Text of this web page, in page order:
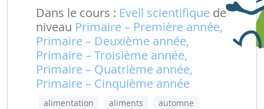
Dans le cours : Eveil scientifique de
niveau Primaire – Première année,
Primaire – Deuxième année,
Primaire – Troisième année,
Primaire – Quatrième année,
Primaire – Cinquième année
alimentation aliments
automne